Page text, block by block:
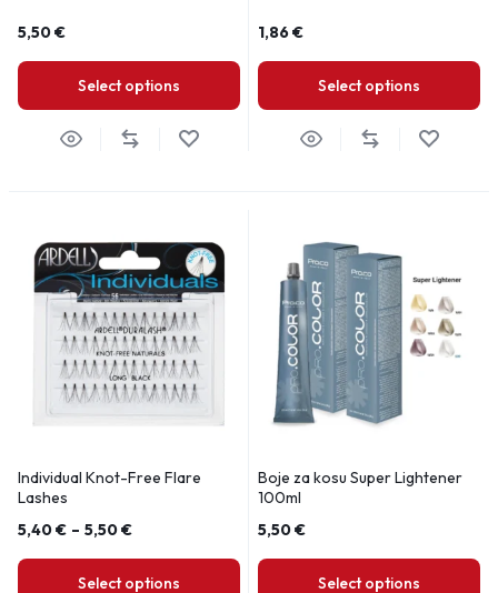
5,50€
Select options
1,86€
Select options
Individual Knot-Free Flare
Lashes
5,40€ – 5,50€
Select options
Boje za kosu Super Lightener
100ml
5,50€
Select options